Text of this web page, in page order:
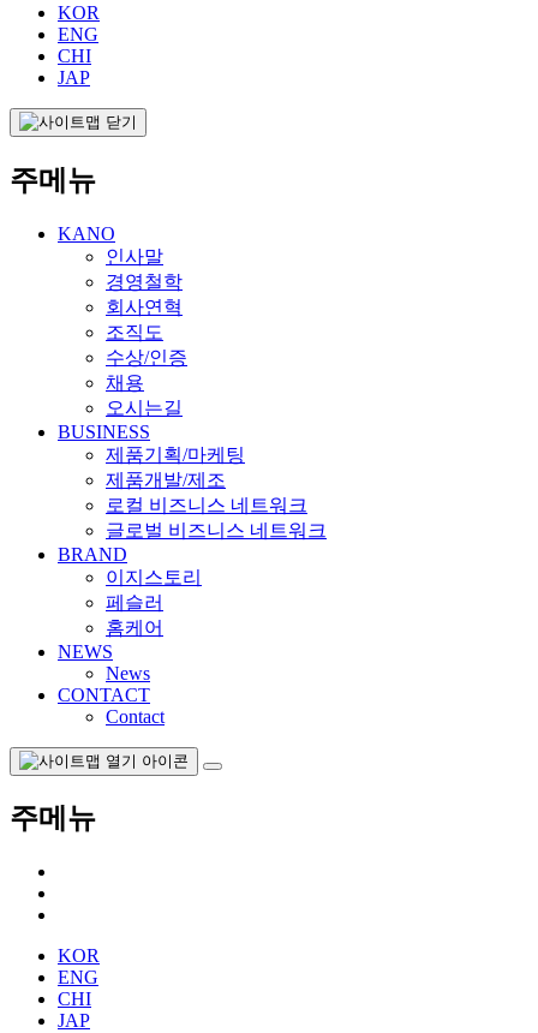
KOR
ENG
CHI
JAP
주메뉴
KANO
인사말
경영철학
회사연혁
조직도
수상/인증
채용
오시는길
BUSINESS
제품기획/마케팅
제품개발/제조
로컬 비즈니스 네트워크
글로벌 비즈니스 네트워크
BRAND
이지스토리
페슬러
홈케어
NEWS
News
CONTACT
Contact
주메뉴
KOR
ENG
CHI
JAP